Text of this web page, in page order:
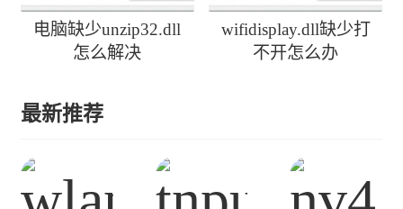
电脑缺少unzip32.dll
怎么解决
wifidisplay.dll缺少打
不开怎么办
最新推荐